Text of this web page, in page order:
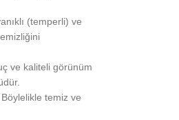
(temperli) ve
ve kaliteli görünüm
temiz ve